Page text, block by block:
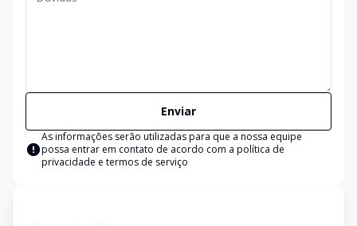
Enviar
As informações serão utilizadas para que a nossa equipe
possa entrar em contato de acordo com a política de
privacidade e termos de serviço